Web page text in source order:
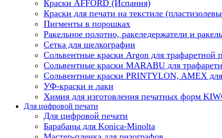
Краски AFFORD (Испания)
Краски для печати на текстиле
Пигменты в порошках
Ракельное полотно, ракеледержатели и
Сетка для шелкографии
Сольвентные краски Argon для трафаретной
Сольвентные краски MARABU для
Сольвентные краски PRINTYLON, AMEX
УФ-краски и лаки
Химия для изготовления печатных форм
Для цифровой печати
Для цифровой печати
Барабаны для Konica-Minolta